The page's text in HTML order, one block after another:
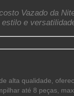
Vazado da
e
alta qualidade,
até 8 peças,